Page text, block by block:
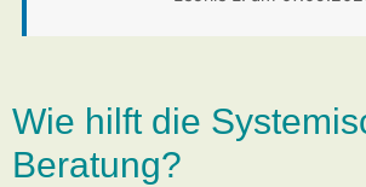
Wie hilft die
Beratung?